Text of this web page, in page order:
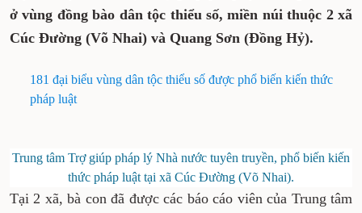
ở vùng đồng bào dân tộc thiểu số, miền núi thuộc 2 xã
Cúc Đường (Võ Nhai) và Quang Sơn (Đồng Hỷ).
181 đại biểu vùng dân tộc thiểu số được phổ biến kiến thức
pháp luật
Trung tâm Trợ giúp pháp lý Nhà nước tuyên truyền, phổ biến kiến
thức pháp luật tại xã Cúc Đường (Võ Nhai).
Tại 2 xã, bà con đã được các báo cáo viên của Trung tâm